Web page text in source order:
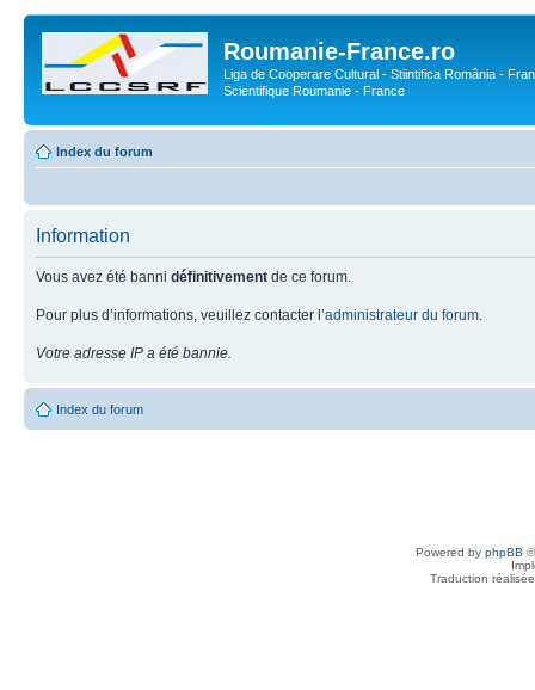
Roumanie-France.ro
Liga de Cooperare Cultural - Stiintifica România -
Scientifique Roumanie - France
Index du forum
Information
Vous avez été banni définitivement de ce forum.
Pour plus d’informations, veuillez contacter l’administrateur du forum
Votre adresse IP a été bannie.
Index du forum
Powered by phpBB
Traduction